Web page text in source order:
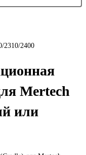
2310/2400
Mertech
или